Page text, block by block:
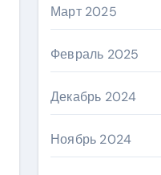
Март 2025
Февраль 2025
Декабрь 2024
Ноябрь 2024